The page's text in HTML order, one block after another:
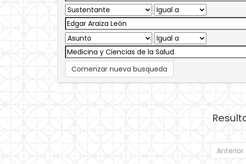
Comenzar nueva busqueda
Anterior